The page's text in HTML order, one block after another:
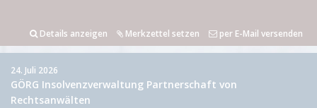
Details anzeigen Merkzettel setzen per E-Mail versenden
24. Juli 2026
GÖRG Insolvenzverwaltung Partnerschaft von
Rechtsanwälten